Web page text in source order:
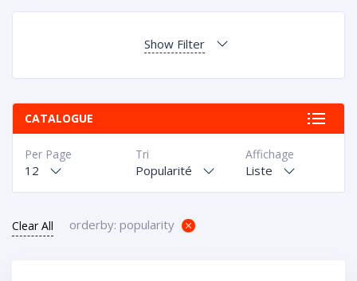
Show Filter
CATALOGUE
Affichage
Liste
Tri
Popularité
Per Page
12
Clear All orderby: popularity